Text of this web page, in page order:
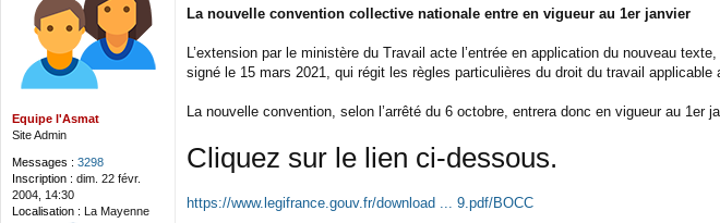
Equipe l'Asmat
Site Admin
Messages : 3298
Inscription : dim. 22 févr.
2004, 14:30
Localisation : La Mayenne
s
a
g
e
La nouvelle convention collective nationale entre en vigueur au 1er janvier
L’extension par le ministère du Travail acte l’entrée en application du nouveau
signé le 15 mars 2021, qui régit les règles particulières du droit du travail
La nouvelle convention, selon l’arrêté du 6 octobre, entrera donc en vigueur au 1er
Cliquez sur le lien ci-dessous.
https://www.legifrance.gouv.fr/download ... 9.pdf/BOCC